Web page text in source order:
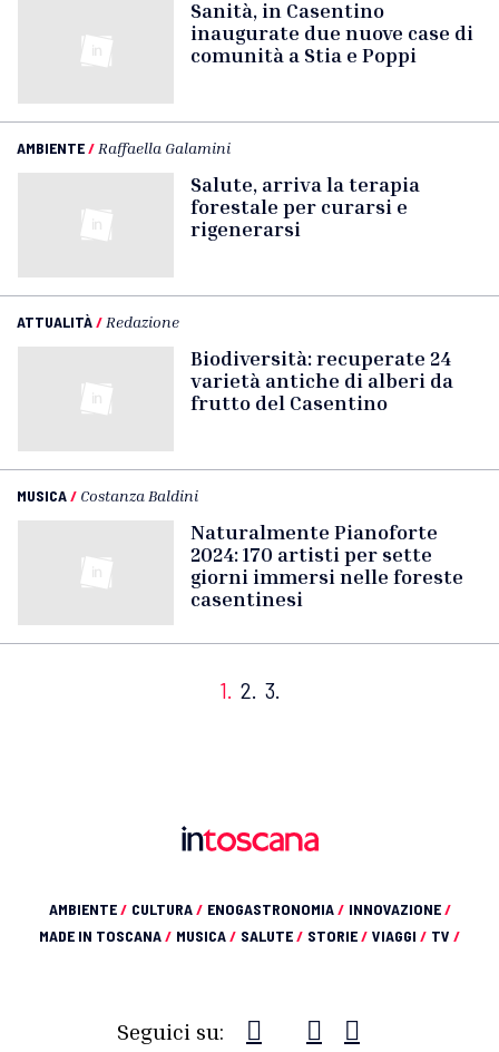
Sanità, in Casentino
inaugurate due nuove case di
comunità a Stia e Poppi
AMBIENTE/ Raffaella Galamini
Salute, arriva la terapia
forestale per curarsi e
rigenerarsi
ATTUALITÀ/ Redazione
Biodiversità: recuperate 24
varietà antiche di alberi da
frutto del Casentino
MUSICA/ Costanza Baldini
Naturalmente Pianoforte
2024: 170 artisti per sette
giorni immersi nelle foreste
casentinesi
1. 2. 3.
AMBIENTE/ CULTURA/ ENOGASTRONOMIA/ INNOVAZIONE/
MADE IN TOSCANA/ MUSICA/ SALUTE/ STORIE/ VIAGGI / TV /
Seguici su: